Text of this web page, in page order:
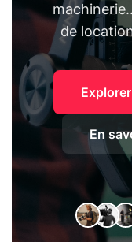
de
En